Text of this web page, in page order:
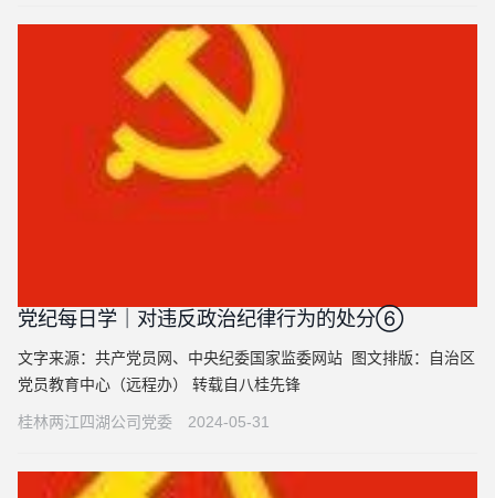
党纪每日学｜对违反政治纪律行为的处分⑥
文字来源：共产党员网、中央纪委国家监委网站 图文排版：自治区
党员教育中心（远程办） 转载自八桂先锋
桂林两江四湖公司党委 2024-05-31